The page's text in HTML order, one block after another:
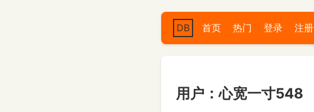
DB 首页 热门 登录 注册
用户：心宽一寸548